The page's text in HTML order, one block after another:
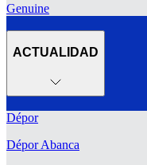
Genuine
ACTUALIDAD
Dépor
Dépor Abanca